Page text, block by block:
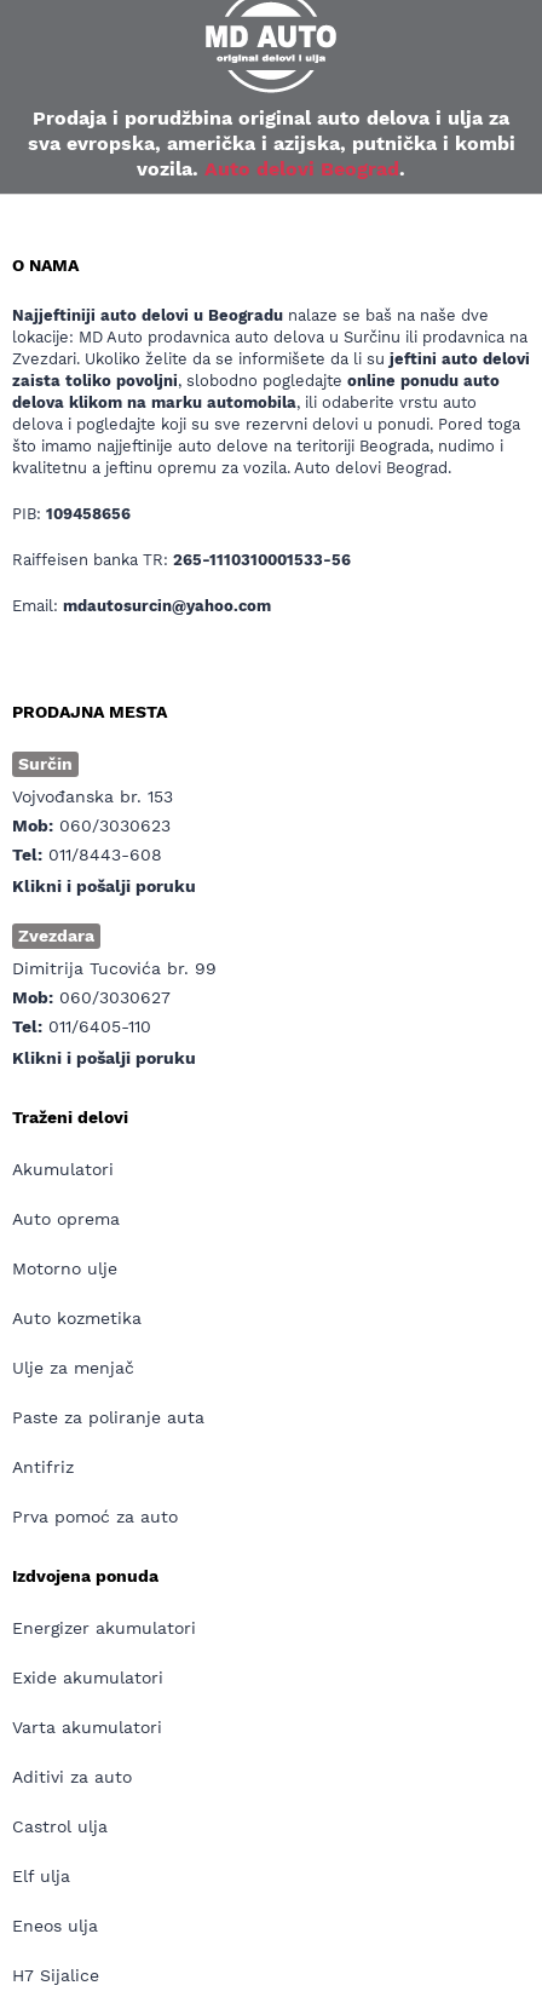
Prodaja i porudžbina original auto delova i ulja za
sva evropska, američka i azijska, putnička i kombi
vozila. Auto delovi Beograd.
O NAMA
Najjeftiniji auto delovi u Beogradu nalaze se baš na naše dve
lokacije: MD Auto prodavnica auto delova u Surčinu ili prodavnica na
Zvezdari. Ukoliko želite da se informišete da li su jeftini auto delovi
zaista toliko povoljni, slobodno pogledajte online ponudu auto
delova klikom na marku automobila, ili odaberite vrstu auto
delova i pogledajte koji su sve rezervni delovi u ponudi. Pored toga
što imamo najjeftinije auto delove na teritoriji Beograda, nudimo i
kvalitetnu a jeftinu opremu za vozila. Auto delovi Beograd.
PIB: 109458656
Raiffeisen banka TR: 265-1110310001533-56
Email: mdautosurcin@yahoo.com
PRODAJNA MESTA
Surčin
Vojvođanska br. 153
Mob: 060/3030623
Tel: 011/8443-608
Klikni i pošalji poruku
Zvezdara
Dimitrija Tucovića br. 99
Mob: 060/3030627
Tel: 011/6405-110
Klikni i pošalji poruku
Traženi delovi
Akumulatori
Auto oprema
Motorno ulje
Auto kozmetika
Ulje za menjač
Paste za poliranje auta
Antifriz
Prva pomoć za auto
Izdvojena ponuda
Energizer akumulatori
Exide akumulatori
Varta akumulatori
Aditivi za auto
Castrol ulja
Elf ulja
Eneos ulja
H7 Sijalice